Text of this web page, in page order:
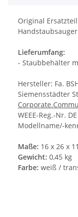
Original
Handstaubsauger
Lieferumfang:
- Staubbehälter
Hersteller: Fa.
Siemensstädter
WEEE-Reg.-Nr.
Modellname/-
Maße: 16 x 26 x
Gewicht: 0,45 kg
Farbe: weiß /